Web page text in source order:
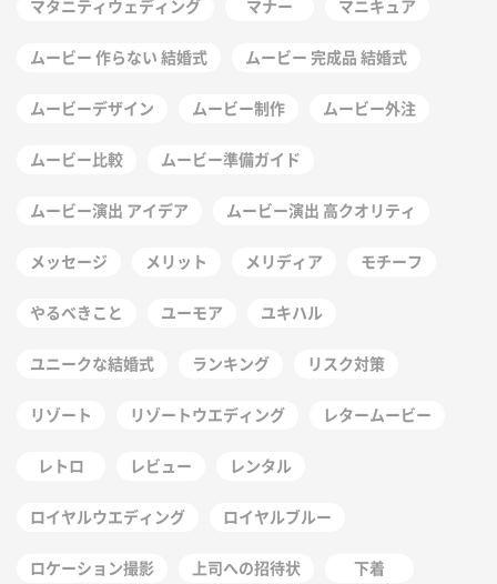
マタニティウェディング マナー マニキュア
ムービー 作らない 結婚式 ムービー 完成品 結婚式
ムービーデザイン ムービー制作 ムービー外注
ムービー比較 ムービー準備ガイド
ムービー演出 アイデア ムービー演出 高クオリティ
メッセージ メリット メリディア モチーフ
やるべきこと ユーモア ユキハル
ユニークな結婚式 ランキング リスク対策
リゾート リゾートウエディング レタームービー
レトロ レビュー レンタル
ロイヤルウエディング ロイヤルブルー
ロケーション撮影 上司への招待状 下着